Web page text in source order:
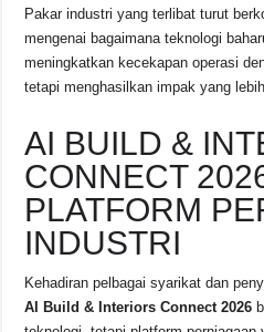
Pakar industri yang terlibat turut
mengenai bagaimana teknologi
meningkatkan kecekapan operasi
tetapi menghasilkan impak yang
AI BUILD &
CONNECT
PLATFORM
INDUSTRI
Kehadiran pelbagai syarikat dan
AI Build & Interiors Connect 2026